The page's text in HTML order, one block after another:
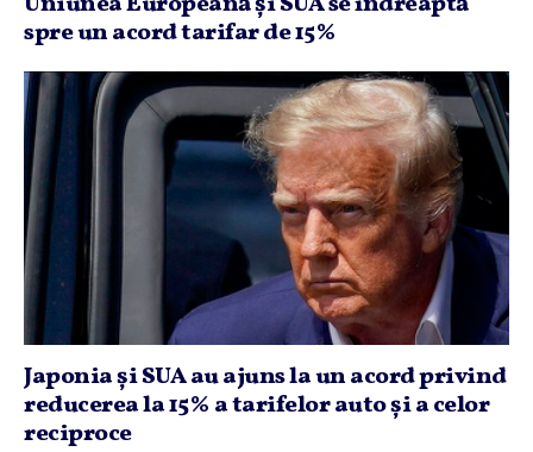
spre un acord tarifar de 15%
Japonia şi SUA au ajuns la un acord privind
reducerea la 15% a tarifelor auto şi a celor
reciproce